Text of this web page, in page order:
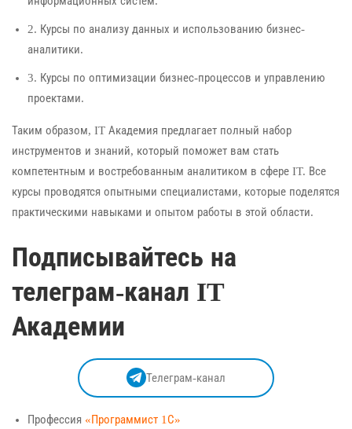
2. Курсы по анализу данных и использованию бизнес-
аналитики.
3. Курсы по оптимизации бизнес-процессов и управлению
проектами.
Таким образом, IT Академия предлагает полный набор
инструментов и знаний, который поможет вам стать
компетентным и востребованным аналитиком в сфере IT. Все
курсы проводятся опытными специалистами, которые поделятся
практическими навыками и опытом работы в этой области.
Подписывайтесь на
телеграм-канал IT
Академии
Телеграм-канал
Профессия «Программист 1С»